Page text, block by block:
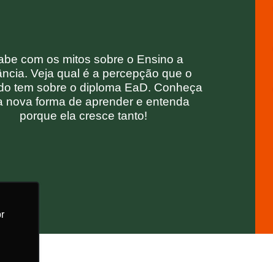
com os mitos sobre o Ensino a
Veja qual é a percepção que o
tem sobre o diploma EaD. Conheça
nova forma de aprender e entenda
porque ela cresce tanto!